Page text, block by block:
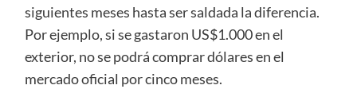
siguientes meses hasta ser saldada la diferencia.
Por ejemplo, si se gastaron US$1.000 en el
exterior, no se podrá comprar dólares en el
mercado oficial por cinco meses.